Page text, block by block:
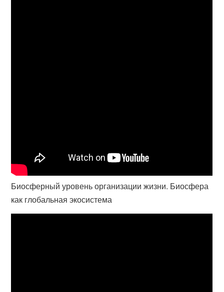
Биосферный уровень организации жизни. Биосфера
как глобальная экосистема